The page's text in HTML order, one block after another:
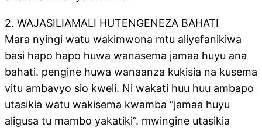
2. WAJASILIAMALI HUTENGENEZA BAHATI
Mara nyingi watu wakimwona mtu aliyefanikiwa
basi hapo hapo huwa wanasema jamaa huyu ana
bahati. pengine huwa wanaanza kukisia na kusema
vitu ambavyo sio kweli. Ni wakati huu huu ambapo
utasikia watu wakisema kwamba “jamaa huyu
aligusa tu mambo yakatiki”. mwingine utasikia